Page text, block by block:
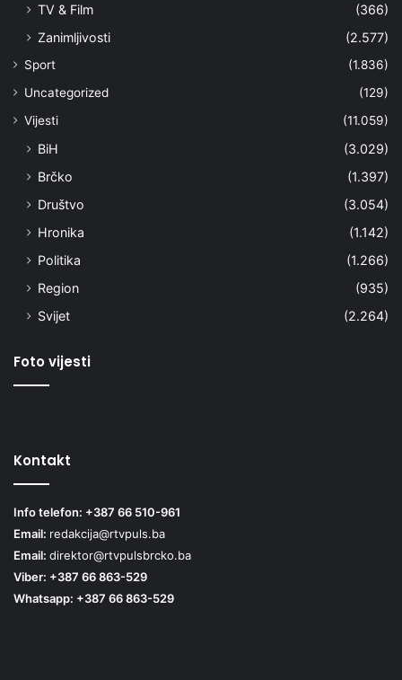
TV & Film
(366)
Zanimljivosti
(2.577)
Sport
(1.836)
Uncategorized
(129)
Vijesti
(11.059)
BiH
(3.029)
Brčko
(1.397)
Društvo
(3.054)
Hronika
(1.142)
Politika
(1.266)
Region
(935)
Svijet
(2.264)
Foto vijesti
Kontakt
Info telefon: +387 66 510-961
Email: redakcija@rtvpuls.ba
Email: direktor@rtvpulsbrcko.ba
Viber: +387 66 863-529
Whatsapp: +387 66 863-529